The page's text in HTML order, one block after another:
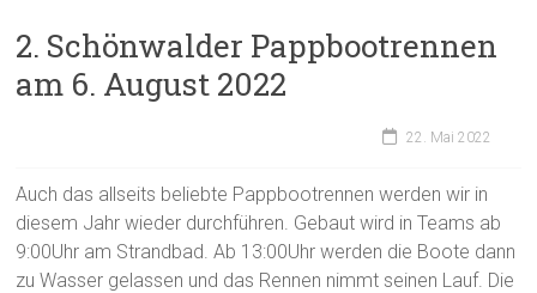
2. Schönwalder Pappbootrennen
am 6. August 2022
22. Mai 2022
Auch das allseits beliebte Pappbootrennen werden wir in
diesem Jahr wieder durchführen. Gebaut wird in Teams ab
9:00Uhr am Strandbad. Ab 13:00Uhr werden die Boote dann
zu Wasser gelassen und das Rennen nimmt seinen Lauf. Die